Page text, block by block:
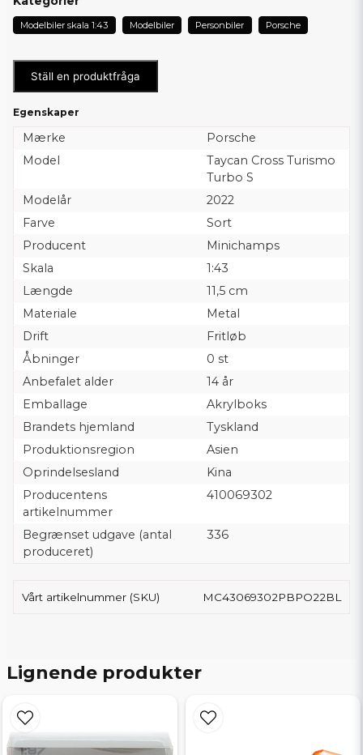
Modelbiler skala 1:43 Modelbiler Personbiler Porsche
Ställ en produktfråga
Egenskaper
Mærke
Porsche
Model
Taycan Cross Turismo
Turbo S
Modelår
2022
Farve
Sort
Producent
Minichamps
Skala
1:43
Længde
11,5 cm
Materiale
Metal
Drift
Fritløb
Åbninger
0 st
Anbefalet alder
14 år
Emballage
Akrylboks
Brandets hjemland
Tyskland
Produktionsregion
Asien
Oprindelsesland
Kina
Producentens
artikelnummer
410069302
Begrænset udgave (antal
produceret)
336
Vårt artikelnummer (SKU) MC43069302PBPO22BL
Lignende produkter